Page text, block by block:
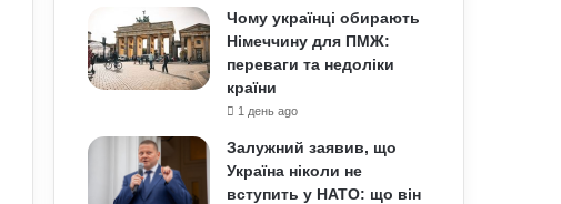
Чому українці обирають
Німеччину для ПМЖ:
переваги та недоліки
країни
1 день ago
Залужний заявив, що
Україна ніколи не
вступить у НАТО: що він